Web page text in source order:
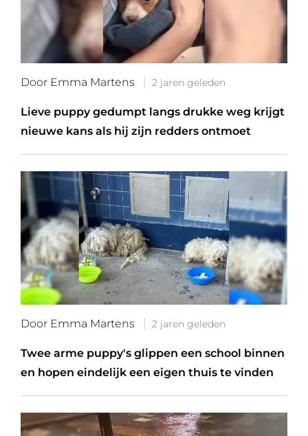
Door Emma Martens 2 jaren geleden
Lieve puppy gedumpt langs drukke weg krijgt
nieuwe kans als hij zijn redders ontmoet
Door Emma Martens 2 jaren geleden
Twee arme puppy's glippen een school binnen
en hopen eindelijk een eigen thuis te vinden